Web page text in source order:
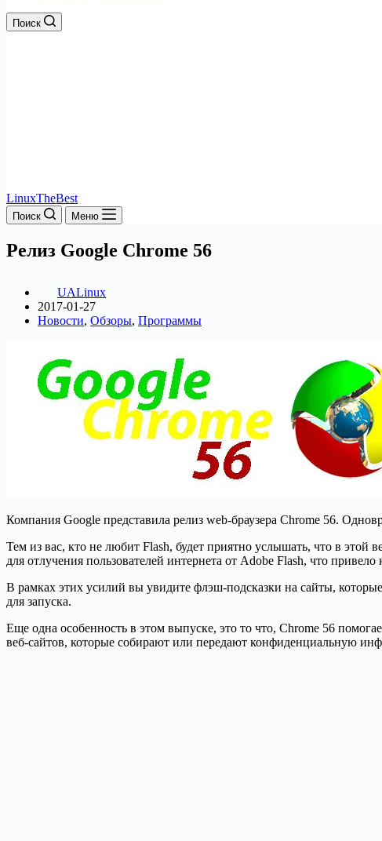
Поиск
LinuxTheBest
Поиск Меню
Релиз Google Chrome 56
UALinux
2017-01-27
Новости, Обзоры, Программы
Компания Google представила релиз web-браузера Chrome 56.
Тем из вас, кто не любит Flash, будет приятно услышать, что в
для отлучения пользователей интернета от Adobe Flash, что
В рамках этих усилий вы увидите флэш-подсказки на сайты,
для запуска.
Еще одна особенность в этом выпуске, это то что, Chrome 56
веб-сайтов, которые собирают или передают конфиденциальную